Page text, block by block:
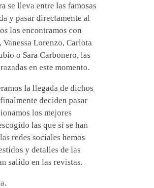
se lleva entre las famosas
y pasar directamente al
los encontramos con
Vanessa Lorenzo, Carlota
o Sara Carbonero, las
en este momento.
la llegada de dichos
deciden pasar
los mejores
las que sí se han
redes sociales hemos
y detalles de las
salido en las revistas.